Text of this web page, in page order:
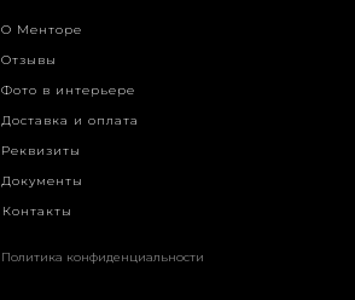
Политика конфиденциальности
Фото в интерьере
О Менторе
Отзывы
Доставка и оплата
Реквизиты
Документы
Контакты